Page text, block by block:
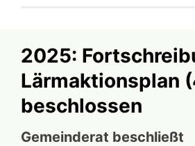
2025:
Lärmaktionsplan
beschlossen
Gemeinderat beschließt